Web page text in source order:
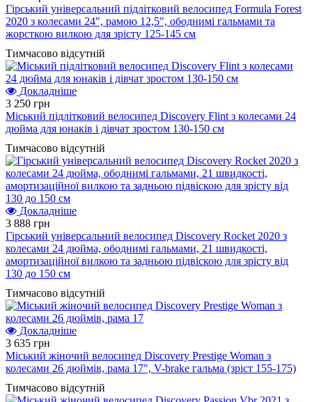
Гірський універсальний підлітковий велосипед Formula Forest
2020 з колесами 24", рамою 12,5", ободнимі гальмами та
жорсткою вилкою для зрісту 125-145 см
Тимчасово відсутній
Докладніше
3 250 грн
Міський підлітковий велосипед Discovery Flint з колесами 24
дюйма для юнаків і дівчат зростом 130-150 см
Тимчасово відсутній
Докладніше
3 888 грн
Гірський універсальний велосипед Discovery Rocket 2020 з
колесами 24 дюйма, ободнимі гальмами, 21 швидкості,
амортизаційної вилкою та задньою підвіскою для зрісту від
130 до 150 см
Тимчасово відсутній
Докладніше
3 635 грн
Міський жіночий велосипед Discovery Prestige Woman з
колесами 26 дюймів, рама 17", V-brake гальма (зріст 155-175)
Тимчасово відсутній